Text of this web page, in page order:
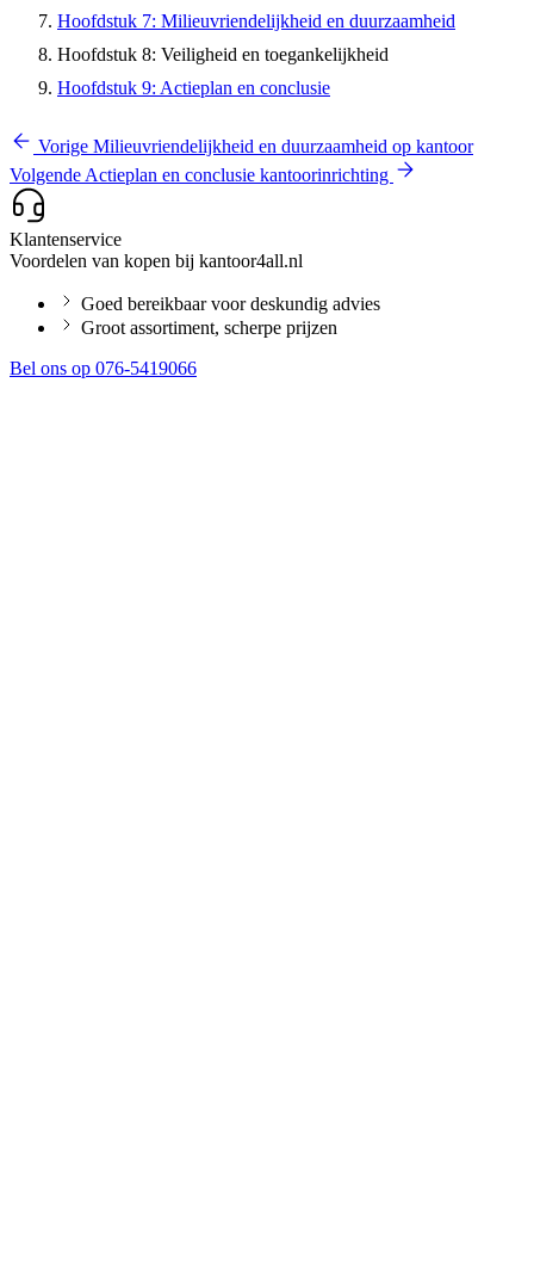
Hoofdstuk 7: Milieuvriendelijkheid en duurzaamheid
Hoofdstuk 8: Veiligheid en toegankelijkheid
Hoofdstuk 9: Actieplan en conclusie
Vorige Milieuvriendelijkheid en duurzaamheid op kantoor
Volgende Actieplan en conclusie kantoorinrichting
Klantenservice
Voordelen van kopen bij kantoor4all.nl
Goed bereikbaar voor deskundig advies
Groot assortiment, scherpe prijzen
Bel ons op 076-5419066